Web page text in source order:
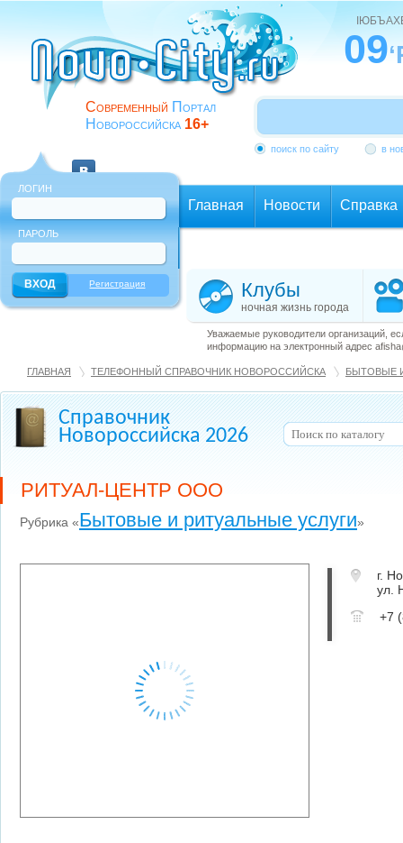
Современный Портал
Новороссийска 16+
09
поиск по сайту в
ЛОГИН
ПАРОЛЬ
Регистрация
Главная Новости Справка
Клубы
ночная жизнь города
Уважаемые руководители организаций,
информацию на электронный адрес
ГЛАВНАЯ ТЕЛЕФОННЫЙ СПРАВОЧНИК НОВОРОССИЙСКА БЫТОВЫЕ
Справочник
Новороссийска 2026
РИТУАЛ-ЦЕНТР ООО
Рубрика «Бытовые и ритуальные услуги»
г.
ул.
+7